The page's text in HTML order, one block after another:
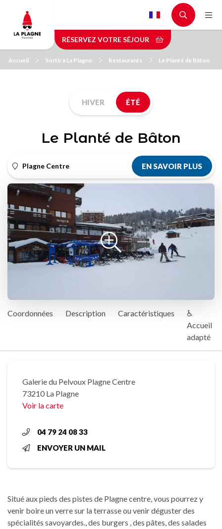
contenu
principal
RÉSERVEZ VOTRE SÉJOUR
Accueil Sortir à La Plagne Restaurants Le Planté de Bâton
HIVER ÉTÉ
Le Planté de Bâton
Plagne Centre EN SAVOIR PLUS
Coordonnées Description Caractéristiques
♿
Accueil
adapté
Galerie du Pelvoux Plagne Centre
73210 La Plagne
Voir la carte
04 79 24 08 33
ENVOYER UN MAIL
Situé aux pieds des pistes de Plagne centre, vous pourrez y
venir boire un verre sur la terrasse ou venir déguster des
spécialités savoyardes., des burgers , des pâtes, des salades